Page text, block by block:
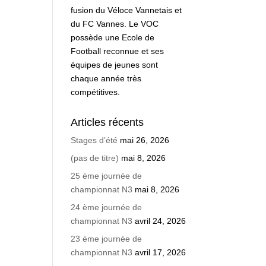
fusion du Véloce Vannetais et
du FC Vannes. Le VOC
possède une Ecole de
Football reconnue et ses
équipes de jeunes sont
chaque année très
compétitives.
Articles récents
Stages d’été mai 26, 2026
(pas de titre) mai 8, 2026
25 ème journée de
championnat N3 mai 8, 2026
24 ème journée de
championnat N3 avril 24, 2026
23 ème journée de
championnat N3 avril 17, 2026